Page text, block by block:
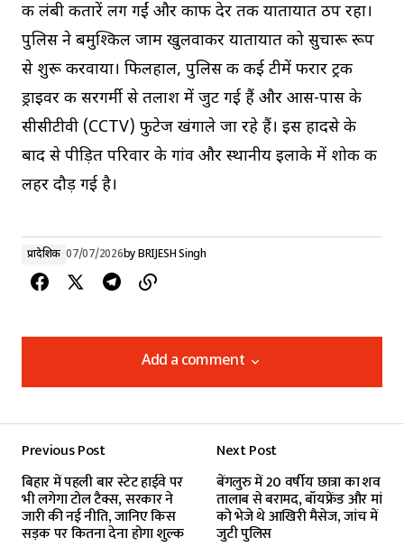
की लंबी कतारें लग गईं और काफी देर तक यातायात ठप रहा।
पुलिस ने बमुश्किल जाम खुलवाकर यातायात को सुचारू रूप
से शुरू करवाया। फिलहाल, पुलिस की कई टीमें फरार ट्रक
ड्राइवर की सरगर्मी से तलाश में जुट गई हैं और आस-पास के
सीसीटीवी (CCTV) फुटेज खंगाले जा रहे हैं। इस हादसे के
बाद से पीड़ित परिवार के गांव और स्थानीय इलाके में शोक की
लहर दौड़ गई है।
प्रादेशिक 07/07/2026byBRIJESH Singh
Add a comment
Add a comment
Required fields are marked*
Comment*
Previous Post
बिहार में पहली बार स्टेट हाईवे पर
भी लगेगा टोल टैक्स, सरकार ने
जारी की नई नीति, जानिए किस
सड़क पर कितना देना होगा शुल्क
Next Post
बेंगलुरु में 20 वर्षीय छात्रा का शव
तालाब से बरामद, बॉयफ्रेंड और मां
को भेजे थे आखिरी मैसेज, जांच में
जुटी पुलिस